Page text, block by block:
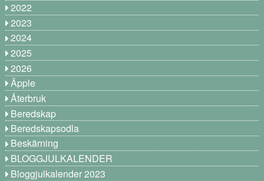
2022
2023
2024
2025
2026
Äpple
Återbruk
Beredskap
Beredskapsodla
Beskärning
BLOGGJULKALENDER
Bloggjulkalender 2023